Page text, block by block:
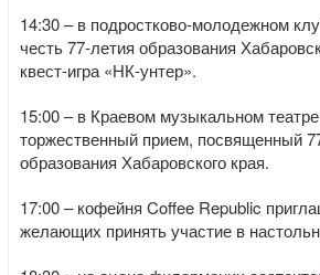
14:30 – в подростково-молодежном
честь 77-летия образования
квест-игра «НК-унтер».
15:00 – в Краевом музыкальном
торжественный прием, посвященный
образования Хабаровского края.
17:00 – кофейня Coffee Republic
желающих принять участие в